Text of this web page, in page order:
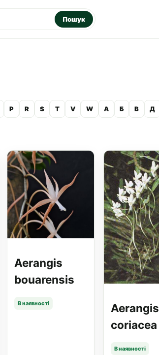
Пошук
P R S T V W А Б В Д
Aerangis
bouarensis
В наявності
Aerangis
coriacea
В наявності